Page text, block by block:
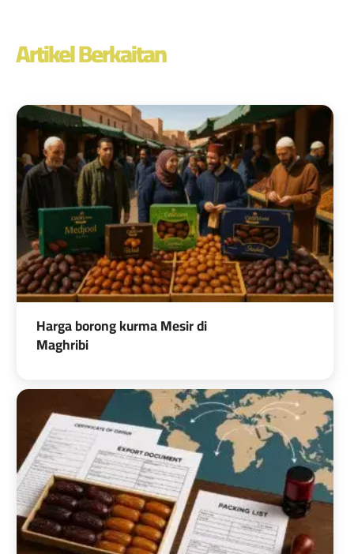
Artikel Berkaitan
Harga borong kurma Mesir di
Maghribi